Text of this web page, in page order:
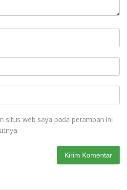
situs web saya pada peramban ini